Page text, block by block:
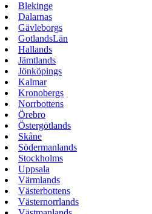
Blekinge
Dalarnas
Gävleborgs
GotlandsLän
Hallands
Jämtlands
Jönköpings
Kalmar
Kronobergs
Norrbottens
Örebro
Östergötlands
Skåne
Södermanlands
Stockholms
Uppsala
Värmlands
Västerbottens
Västernorrlands